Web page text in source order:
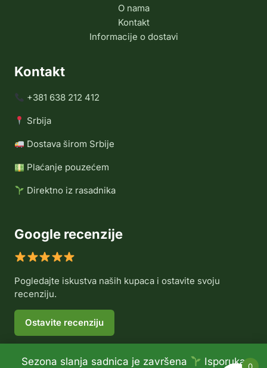
Sezona slanja sadnica je završena Isporuka
O nama
Kontakt
Informacije o dostavi
Kontakt
+381 638 212 412
Srbija
Dostava širom Srbije
Plaćanje pouzećem
Direktno iz rasadnika
Google recenzije
Pogledajte iskustva naših kupaca i ostavite svoju
recenziju.
Ostavite recenziju